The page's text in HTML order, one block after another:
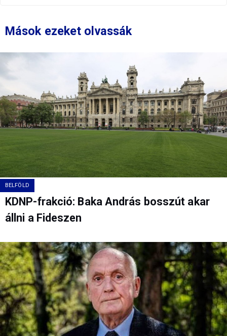
Mások ezeket olvassák
BELFÖLD
KDNP-frakció: Baka András bosszút akar
állni a Fideszen